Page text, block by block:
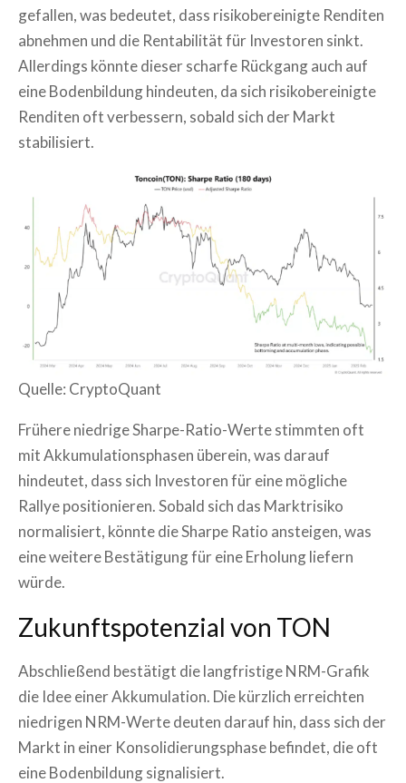
gefallen, was bedeutet, dass risikobereinigte Renditen
abnehmen und die Rentabilität für Investoren sinkt.
Allerdings könnte dieser scharfe Rückgang auch auf
eine Bodenbildung hindeuten, da sich risikobereinigte
Renditen oft verbessern, sobald sich der Markt
stabilisiert.
Quelle: CryptoQuant
Frühere niedrige Sharpe-Ratio-Werte stimmten oft
mit Akkumulationsphasen überein, was darauf
hindeutet, dass sich Investoren für eine mögliche
Rallye positionieren. Sobald sich das Marktrisiko
normalisiert, könnte die Sharpe Ratio ansteigen, was
eine weitere Bestätigung für eine Erholung liefern
würde.
Zukunftspotenzial von TON
Abschließend bestätigt die langfristige NRM-Grafik
die Idee einer Akkumulation. Die kürzlich erreichten
niedrigen NRM-Werte deuten darauf hin, dass sich der
Markt in einer Konsolidierungsphase befindet, die oft
eine Bodenbildung signalisiert.